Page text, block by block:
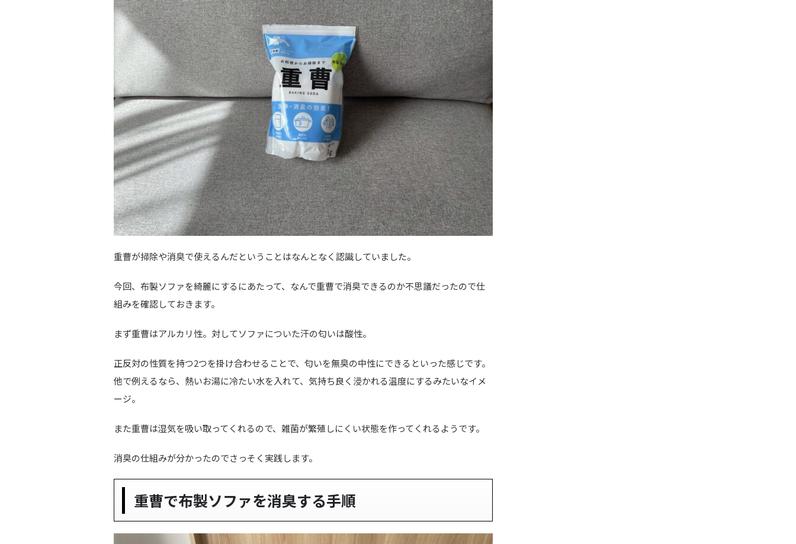
重曹が掃除や消臭で使えるんだということはなんとなく認識していました。
今回、布製ソファを綺麗にするにあたって、なんで重曹で消臭できるのか不思議だったので仕
組みを確認しておきます。
まず重曹はアルカリ性。対してソファについた汗の匂いは酸性。
正反対の性質を持つ2つを掛け合わせることで、匂いを無臭の中性にできるといった感じです。
他で例えるなら、熱いお湯に冷たい水を入れて、気持ち良く浸かれる温度にするみたいなイメ
ージ。
また重曹は湿気を吸い取ってくれるので、雑菌が繁殖しにくい状態を作ってくれるようです。
消臭の仕組みが分かったのでさっそく実践します。
重曹で布製ソファを消臭する手順